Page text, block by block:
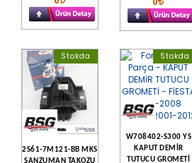
Stokda
2S61-7M121-BB MKS
ŞANZUMAN TAKOZU
Stokda
W708402-S300 YS
KAPUT DEMİR
TUTUCU GROMETİ